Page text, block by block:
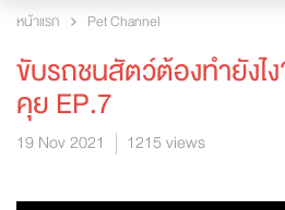
ปรึกษาหมอ
สาระสัตว์เลี้ยง
Pet Channel
หน้าแรก Pet Channel
ขับรถชนสัตว์ต้องทำยังไ
คุย EP.7
19 Nov 2021 1215 views